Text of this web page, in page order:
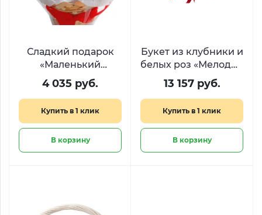
Сладкий подарок
«Маленький
кролик»
4 035 руб.
Купить в 1 клик
В корзину
Букет из клубники и
белых роз «Мелодия
вкуса»
13 157 руб.
Купить в 1 клик
В корзину